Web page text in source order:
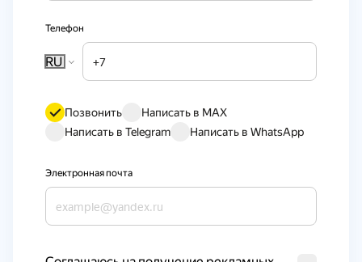
Телефон
RU
Позвонить
Написать в MAX
Написать в Telegram
Написать в WhatsApp
Электронная почта